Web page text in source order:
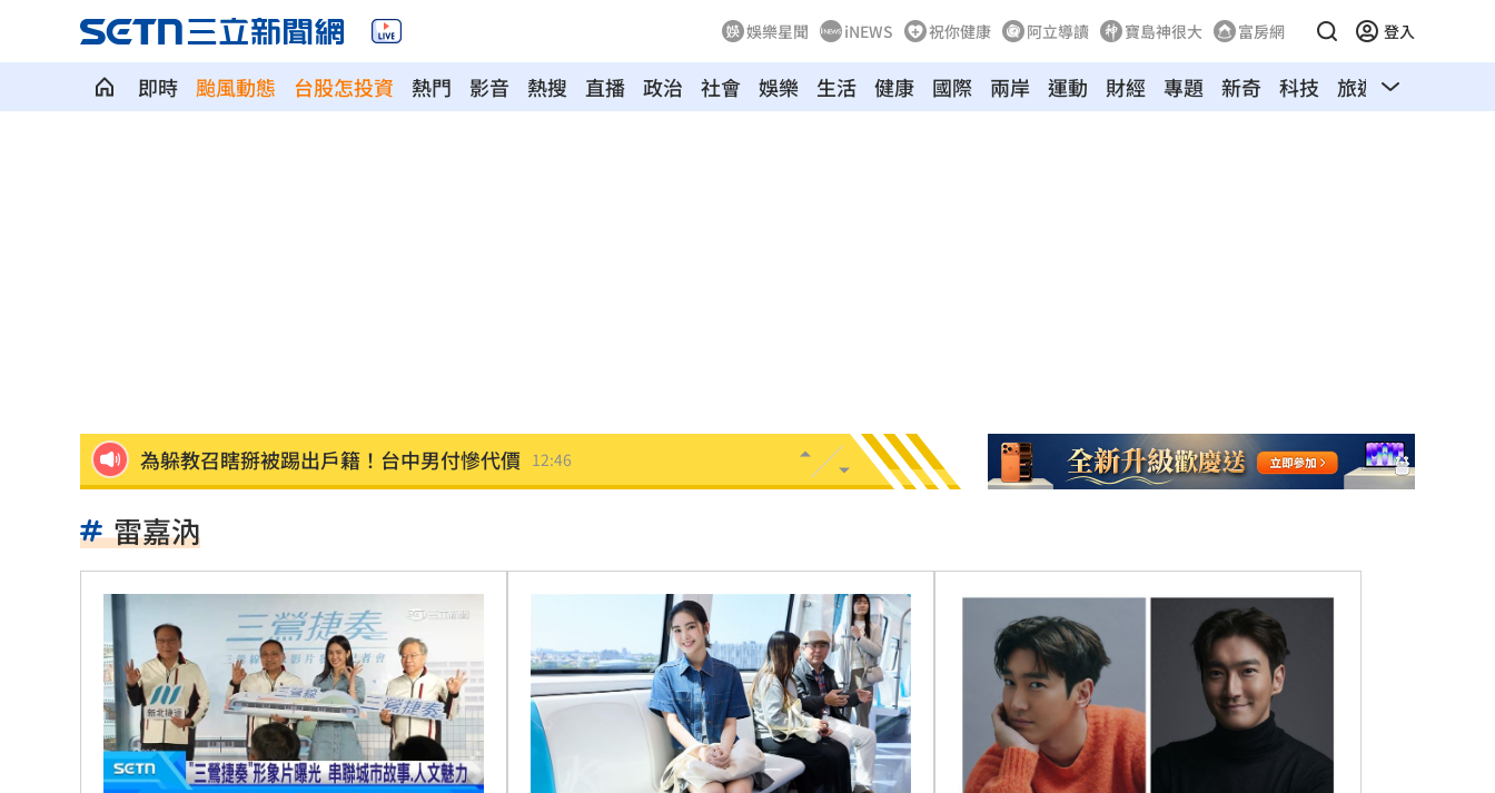
娛樂星聞 iNEWS 祝你健康 阿立導讀 寶島神很大 富房網 登入
即時 颱風動態 台股怎投資 熱門 影音 熱搜 直播 政治 社會 娛樂 生活 健康 國際 兩岸 運動 財經 專題 新奇 科技 旅遊 汽車
為躲教召瞎掰被踢出戶籍！台中男付慘代價 12:46
漢光42／淡水河道部署3道致命防禦阻絕
高希均教授90歲逝！「白吃午餐」秘密曝光 12:28
今立秋「6生肖」恐衰爆！專家曝6招大開運 12:28
父親節旅遊被打亂！白海豚逼近2地區炸雨 12:27
雷嘉汭